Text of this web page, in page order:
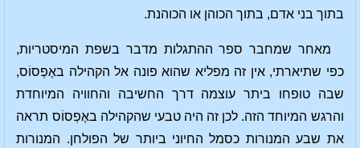
בתוך בני אדם, בתוך הכוהן או הכוהנת.
מאחר שמחבר ספר ההתגלות מדבר בשפת המיסטריות,
כפי שתיארתי, אין זה מפליא שהוא פונה אל הקהילה באֶפְסוֹס,
שבה טופחו ביתר עוצמה דרך החשיבה והחוויה המיוחדת
והרגש המיוחד הזה. לכן זה היה טבעי שהקהילה באֶפְסוֹס תראה
את שבע המנורות כסמל החיוני ביותר של הפולחן. המנורות